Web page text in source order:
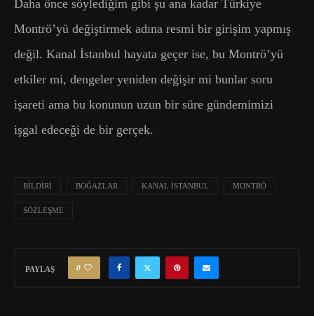
Daha önce söylediğim gibi şu ana kadar Türkiye
Montrö’yü değiştirmek adına resmi bir girişim yapmış
değil. Kanal İstanbul hayata geçer ise, bu Montrö’yü
etkiler mi, dengeler yeniden değişir mi bunlar soru
işareti ama bu konunun uzun bir süre gündemimizi
işgal edeceği de bir gerçek.
BILDIRI BOĞAZLAR KANAL İSTANBUL MONTRÖ
SÖZLEŞME
PAYLAŞ 0